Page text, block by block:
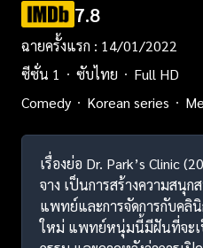
7.8
ฉายครั้งแรก : 14/01/2022
ซีซั่น 1
ซับไทย
Full HD
Comedy
Korean series
เรื่องย่อ Dr. Park’s Clinic
จาง เป็นการสร้างความสนุ
แพทย์และการจัดการกับคลิ
ใหม่ แพทย์หนุ่มนี้มีฝันที่จะเ